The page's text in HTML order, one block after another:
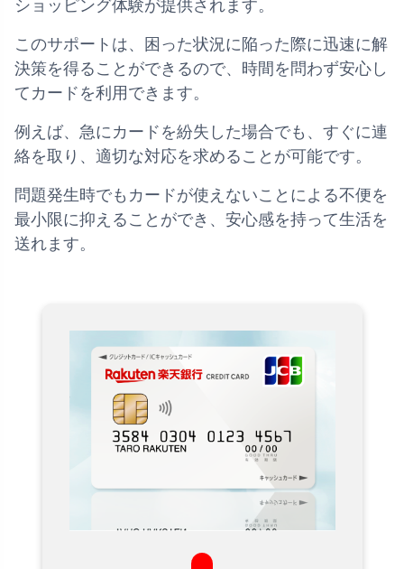
ショッピング体験が提供されます。
このサポートは、困った状況に陥った際に迅速に解
決策を得ることができるので、時間を問わず安心し
てカードを利用できます。
例えば、急にカードを紛失した場合でも、すぐに連
絡を取り、適切な対応を求めることが可能です。
問題発生時でもカードが使えないことによる不便を
最小限に抑えることができ、安心感を持って生活を
送れます。